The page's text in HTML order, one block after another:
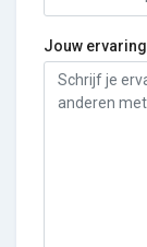
Jouw ervaring